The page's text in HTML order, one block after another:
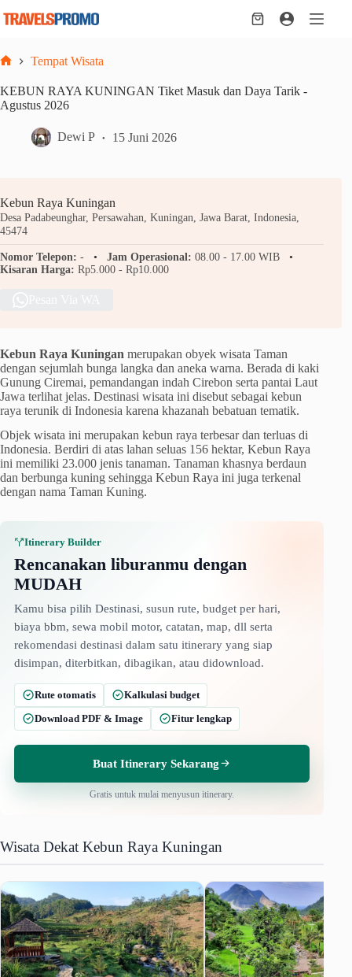
Shopping
Tempat Wisata
KEBUN RAYA KUNINGAN Tiket Masuk dan Daya Tarik -
Agustus 2026
Dewi P 15 Juni 2026
Kebun Raya Kuningan
Desa Padabeunghar, Persawahan, Kuningan, Jawa Barat, Indonesia,
45474
Nomor Telepon: - Jam Operasional: 08.00 - 17.00 WIB
Kisaran Harga: Rp5.000 - Rp10.000
Kebun Raya Kuningan merupakan obyek wisata Taman
dengan sejumlah bunga langka dan aneka warna. Berada di kaki
Gunung Ciremai, pemandangan indah Cirebon serta pantai Laut
Jawa terlihat jelas. Destinasi wisata ini disebut sebagai kebun
raya terunik di Indonesia karena khazanah bebatuan tematik.
Objek wisata ini merupakan kebun raya terbesar dan terluas di
Indonesia. Berdiri di atas lahan seluas 156 hektar, Kebun Raya
ini memiliki 23.000 jenis tanaman. Tanaman khasnya berdaun
dan berbunga kuning sehingga Kebun Raya ini juga terkenal
dengan nama Taman Kuning.
Itinerary Builder
Rencanakan liburanmu dengan
MUDAH
Kamu bisa pilih Destinasi, susun rute, budget per hari,
biaya bbm, sewa mobil motor, catatan, map, dll serta
rekomendasi destinasi dalam satu itinerary yang siap
disimpan, diterbitkan, dibagikan, atau didownload.
Rute otomatis
Kalkulasi budget
Download PDF & Image
Fitur lengkap
Buat Itinerary Sekarang
Gratis untuk mulai menyusun itinerary.
Wisata Dekat Kebun Raya Kuningan